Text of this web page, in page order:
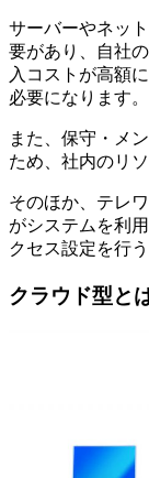
サーバーやネッ
要があり、自社
入コストが高額
必要になります。
また、保守・メ
ため、社内のリ
そのほか、テレ
がシステムを利
クセス設定を行
クラウド型と